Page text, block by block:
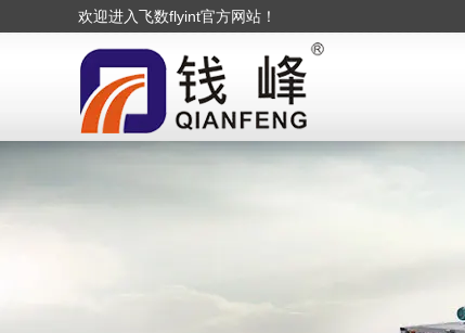
欢迎进入飞数flyint官方网站！